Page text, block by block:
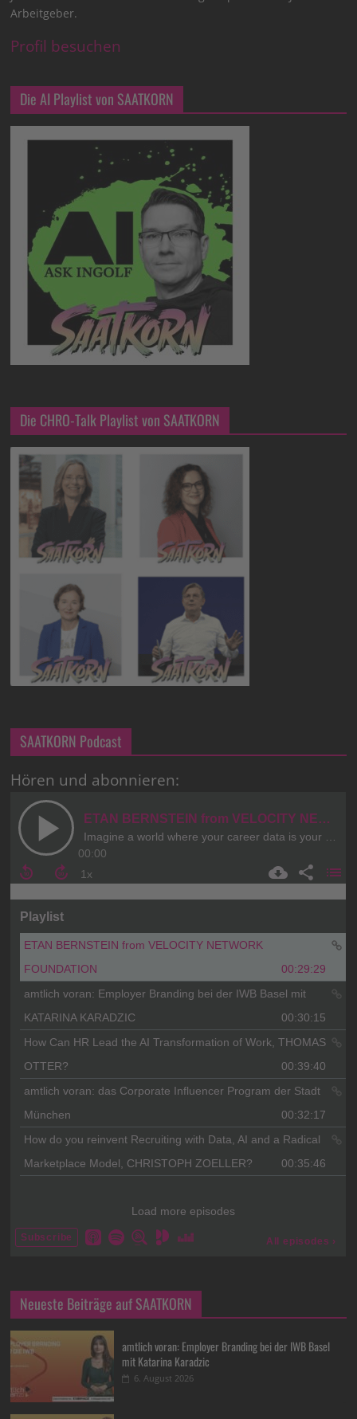
Arbeitgeber.
Profil besuchen
Die AI Playlist von SAATKORN
Die CHRO-Talk Playlist von SAATKORN
SAATKORN Podcast
Hören und abonnieren:
Neueste Beiträge auf SAATKORN
amtlich voran: Employer Branding bei der IWB Basel
mit Katarina Karadzic
6. August 2026